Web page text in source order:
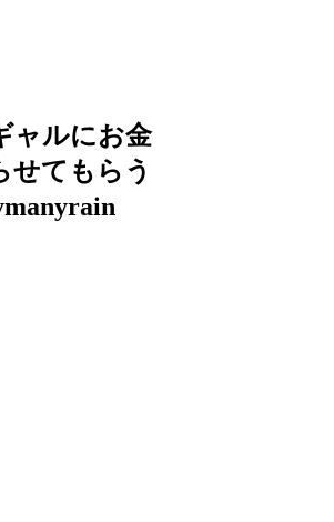
ャルにお金
せてもらう